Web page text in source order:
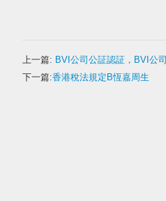
上一篇: BVI公司公証認証，BVI公
下一篇:香港稅法規定B恆嘉周生